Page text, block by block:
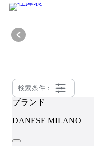
検索条件：
ブランド
DANESE MILANO